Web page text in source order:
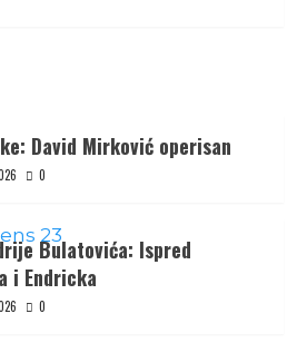
David Mirković operisan
0
Bulatovića: Ispred
i Endricka
0